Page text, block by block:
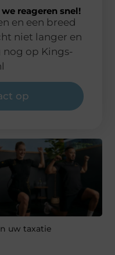
uw taxatie
reageren snel!
en een breed
niet langer en
nog op Kings-
op